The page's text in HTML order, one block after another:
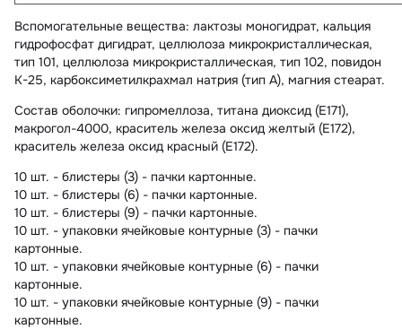
Вспомогательные вещества: лактозы моногидрат, кальция
гидрофосфат дигидрат, целлюлоза микрокристаллическая,
тип 101, целлюлоза микрокристаллическая, тип 102, повидон
К-25, карбоксиметилкрахмал натрия (тип А), магния стеарат.
Состав оболочки: гипромеллоза, титана диоксид (Е171),
макрогол-4000, краситель железа оксид желтый (Е172),
краситель железа оксид красный (Е172).
10 шт. - блистеры (3) - пачки картонные.
10 шт. - блистеры (6) - пачки картонные.
10 шт. - блистеры (9) - пачки картонные.
10 шт. - упаковки ячейковые контурные (3) - пачки
картонные.
10 шт. - упаковки ячейковые контурные (6) - пачки
картонные.
10 шт. - упаковки ячейковые контурные (9) - пачки
картонные.